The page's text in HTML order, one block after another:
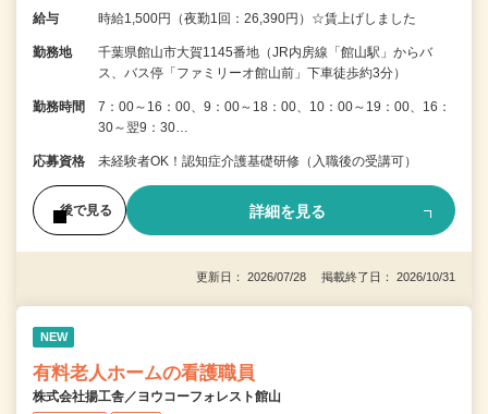
給与 時給1,500円（夜勤1回：26,390円）☆賃上げしました
勤務地
千葉県館山市大賀1145番地（JR内房線「館山駅」からバ
ス、バス停「ファミリーオ館山前」下車徒歩約3分）
勤務時間
7：00～16：00、9：00～18：00、10：00～19：00、16：
30～翌9：30…
応募資格 未経験者OK！認知症介護基礎研修（入職後の受講可）
後で見る 詳細を見る
更新日： 2026/07/28 掲載終了日： 2026/10/31
NEW
有料老人ホームの看護職員
株式会社揚工舎／ヨウコーフォレスト館山